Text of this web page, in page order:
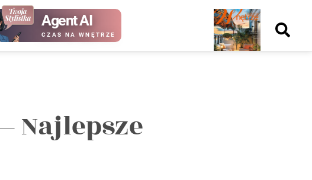
Agent AI
CZAS NA WNĘTRZE
Nowy
numer
Najlepsze